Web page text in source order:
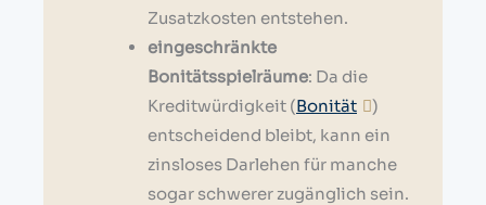
Zusatzkosten entstehen.
eingeschränkte
Bonitätsspielräume: Da die
Kreditwürdigkeit (Bonität
)
entscheidend bleibt, kann ein
zinsloses Darlehen für manche
sogar schwerer zugänglich sein.